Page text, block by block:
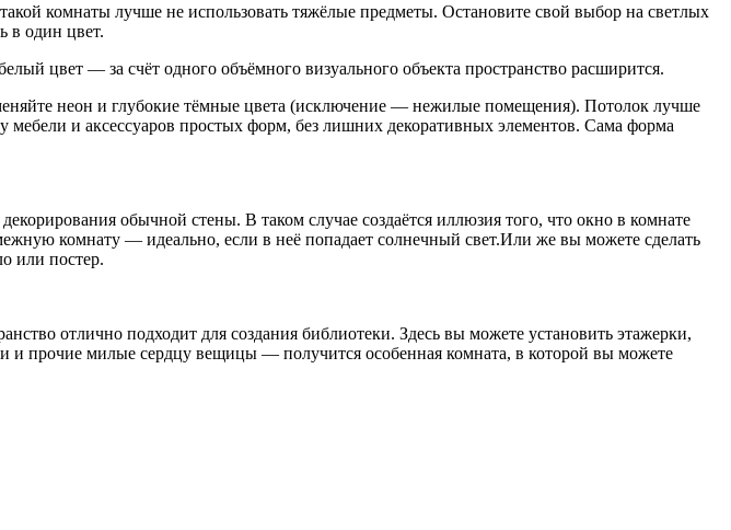
комнаты лучше не использовать тяжёлые предметы. Остановите свой выбор на светлых
в один цвет.
цвет — за счёт одного объёмного визуального объекта пространство расширится.
неон и глубокие тёмные цвета (исключение — нежилые помещения). Потолок лучше
и аксессуаров простых форм, без лишних декоративных элементов. Сама форма
обычной стены. В таком случае создаётся иллюзия того, что окно в комнате
комнату — идеально, если в неё попадает солнечный свет.Или же вы можете сделать
или постер.
отлично подходит для создания библиотеки. Здесь вы можете установить этажерки,
прочие милые сердцу вещицы — получится особенная комната, в которой вы можете